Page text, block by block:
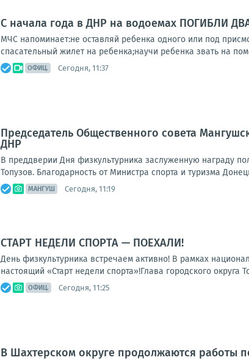
С начала года в ДНР на водоемах ПОГИБЛИ
МЧС напоминает:не оставляй ребенка одного или под
спасательный жилет на ребенка;научи ребенка звать на
ОФИЦ. Сегодня, 11:37
Председатель Общественного совета
ДНР
В преддверии Дня физкультурника заслуженную награду
Топузов. Благодарность от Министра спорта и туризма
МАНГУШ Сегодня, 11:19
СТАРТ НЕДЕЛИ СПОРТА — ПОЕХАЛИ!
День физкультурника встречаем активно! В рамках
настоящий «Старт недели спорта»!Глава городского
ОФИЦ. Сегодня, 11:25
В Шахтерском округе продолжаются работы